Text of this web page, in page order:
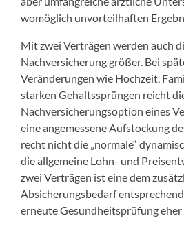
womöglich unvorteilhaften
Mit zwei Verträgen werden auch
Nachversicherung größer. Bei
Veränderungen wie Hochzeit,
starken Gehaltssprüngen reicht
Nachversicherungsoption eines
eine angemessene Aufstockung
recht nicht die „normale“
die allgemeine Lohn- und
zwei Verträgen ist eine dem
Absicherungsbedarf
erneute Gesundheitsprüfung eher